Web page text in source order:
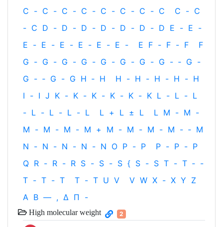
C - C - C - C - C - C - C - C C - C
- C D - D - D - D - D - D - D E - E -
E - E - E - E - E - E - E F - F - F
F
G - G - G - G - G - G - G - G - ‐ G -
G - ‐ G - G H ‐ H H - H - H - H - H
I - I J K - K - K - K - K - K L - L - L
- L - L - L - L L + L ± L L M - M -
M - M - M - M + M - M - M - M - ‐ M
N - N - N - N - N O P - P P - P - P
Q R - R - R S - S - S { S - S T - T ‐ -
T - T - T T - T U V V W X - X Y Z
Α Β — , Δ Π -
High molecular weight 2